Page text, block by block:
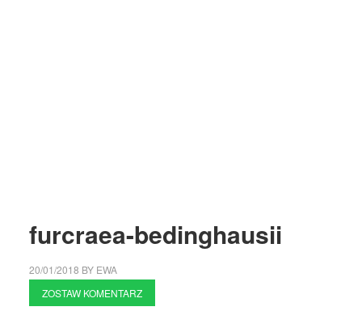
furcraea-bedinghausii
20/01/2018 BY EWA
ZOSTAW KOMENTARZ